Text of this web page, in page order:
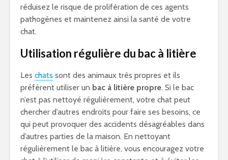
réduisez le risque de prolifération de ces agents
pathogènes et maintenez ainsi la santé de votre
chat.
Utilisation régulière du bac à litière
Les chats sont des animaux très propres et ils
préfèrent utiliser un bac à litière propre. Si le bac
n’est pas nettoyé régulièrement, votre chat peut
chercher d’autres endroits pour faire ses besoins, ce
qui peut provoquer des accidents désagréables dans
d’autres parties de la maison. En nettoyant
régulièrement le bac à litière, vous encouragez votre